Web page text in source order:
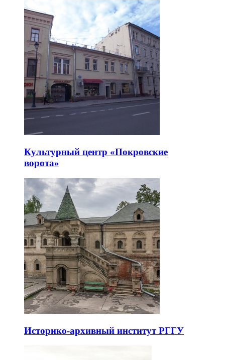
Культурный центр «Покровские
ворота»
Историко-архивный институт РГГУ